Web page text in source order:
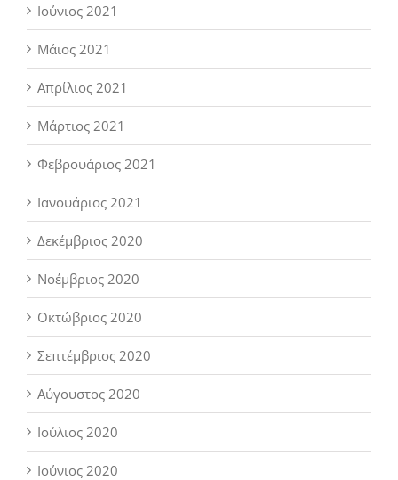
Ιούνιος 2021
Μάιος 2021
Απρίλιος 2021
Μάρτιος 2021
Φεβρουάριος 2021
Ιανουάριος 2021
Δεκέμβριος 2020
Νοέμβριος 2020
Οκτώβριος 2020
Σεπτέμβριος 2020
Αύγουστος 2020
Ιούλιος 2020
Ιούνιος 2020